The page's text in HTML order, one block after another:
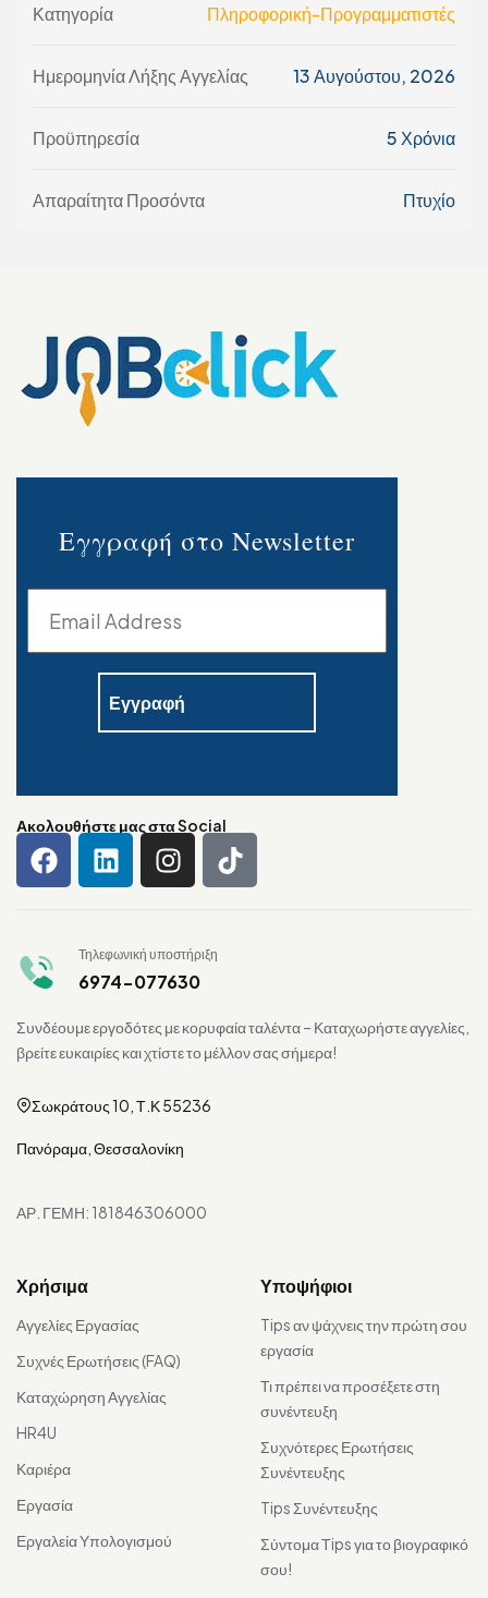
Κατηγορία Πληροφορική-Προγραμματιστές
Ημερομηνία Λήξης Αγγελίας 13 Αυγούστου, 2026
Προϋπηρεσία 5 Χρόνια
Απαραίτητα Προσόντα Πτυχίο
Εγγραφή στο Newsletter
Ακολουθήστε μας στα Social
Τηλεφωνική υποστήριξη
6974-077630
Συνδέουμε εργοδότες με κορυφαία ταλέντα – Καταχωρήστε αγγελίες,
βρείτε ευκαιρίες και χτίστε το μέλλον σας σήμερα!
Σωκράτους 10, Τ.Κ 55236
Πανόραμα, Θεσσαλονίκη
ΑΡ. ΓΕΜΗ: 181846306000
Χρήσιμα
Αγγελίες Εργασίας
Συχνές Ερωτήσεις (FAQ)
Καταχώρηση Αγγελίας
HR4U
Καριέρα
Εργασία
Εργαλεία Υπολογισμού
Υποψήφιοι
Tips αν ψάχνεις την πρώτη σου
εργασία
Τι πρέπει να προσέξετε στη
συνέντευξη
Συχνότερες Ερωτήσεις
Συνέντευξης
Tips Συνέντευξης
Σύντομα Τips για το βιογραφικό
σου!